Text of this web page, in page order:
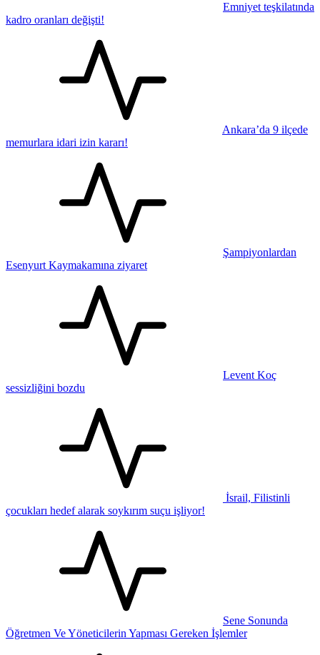
Emniyet teşkilatında
kadro oranları değişti!
Ankara’da 9 ilçede
memurlara idari izin kararı!
Şampiyonlardan
Esenyurt Kaymakamına ziyaret
Levent Koç
sessizliğini bozdu
İsrail, Filistinli
çocukları hedef alarak soykırım suçu işliyor!
Sene Sonunda
Öğretmen Ve Yöneticilerin Yapması Gereken İşlemler